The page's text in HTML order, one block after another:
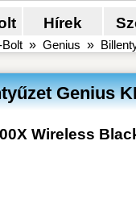
Hírek
» Genius »
Genius
Wireless